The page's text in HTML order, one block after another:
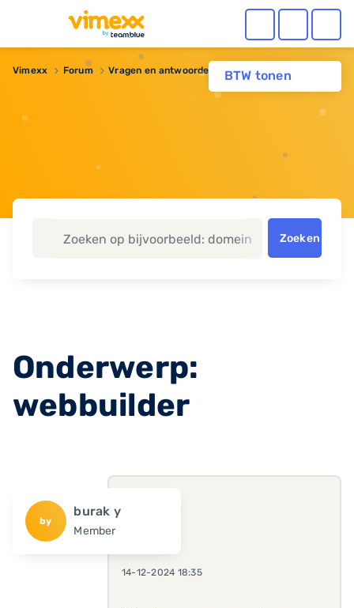
BTW tonen
Vimexx Forum Vragen en antwoorden webbuilder
Zoeken
Onderwerp:
webbuilder
by
burak y
Member
14-12-2024 18:35